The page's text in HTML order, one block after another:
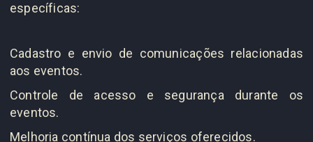
específicas:
Cadastro e envio de comunicações relacionadas
aos eventos.
Controle de acesso e segurança durante os
eventos.
Melhoria contínua dos serviços oferecidos.